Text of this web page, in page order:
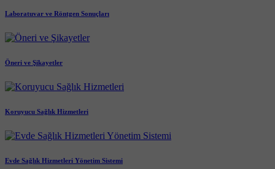
Laboratuvar ve Röntgen Sonuçları
Öneri ve Şikayetler
Koruyucu Sağlık Hizmetleri
Evde Sağlık Hizmetleri Yönetim Sistemi